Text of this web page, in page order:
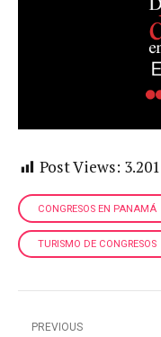
Post Views: 3.201
CONGRESOS EN PANAMÁ
TURISMO DE CONGRESOS
PREVIOUS